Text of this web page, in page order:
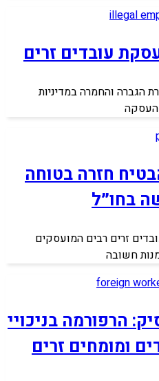
עובדים זרים
הגברה והחמרה במדיניות
העסקה
חזרה בטוחה
בחו״ל
זרים רבים המועסקים
חשובה
הרפורמה בניכויי
ומומחים זרים